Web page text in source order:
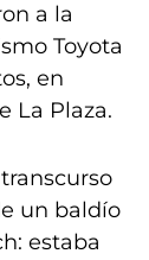
a la
Toyota
en
La Plaza.
un baldío
estaba